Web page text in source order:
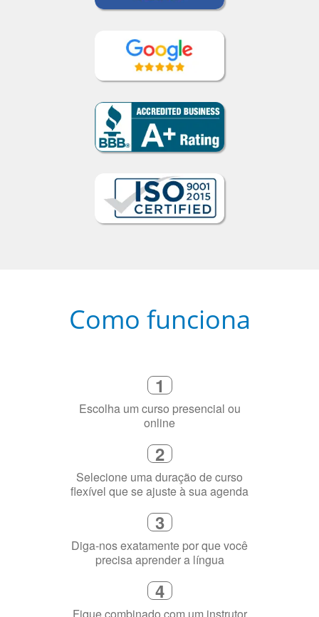
Escolha um curso presencial ou
online
2
Selecione uma duração de curso
flexível que se ajuste à sua agenda
3
Diga-nos exatamente por que você
precisa aprender a língua
4
Fique combinado com um instrutor
de idioma nativo e certificado em
sua cidade (ou online)